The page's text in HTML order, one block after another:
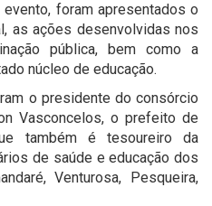
foram apresentados o
as ações desenvolvidas nos
pública, bem como a
núcleo de educação.
o presidente do consórcio
Vasconcelos, o prefeito de
também é tesoureiro da
de saúde e educação dos
Venturosa, Pesqueira,